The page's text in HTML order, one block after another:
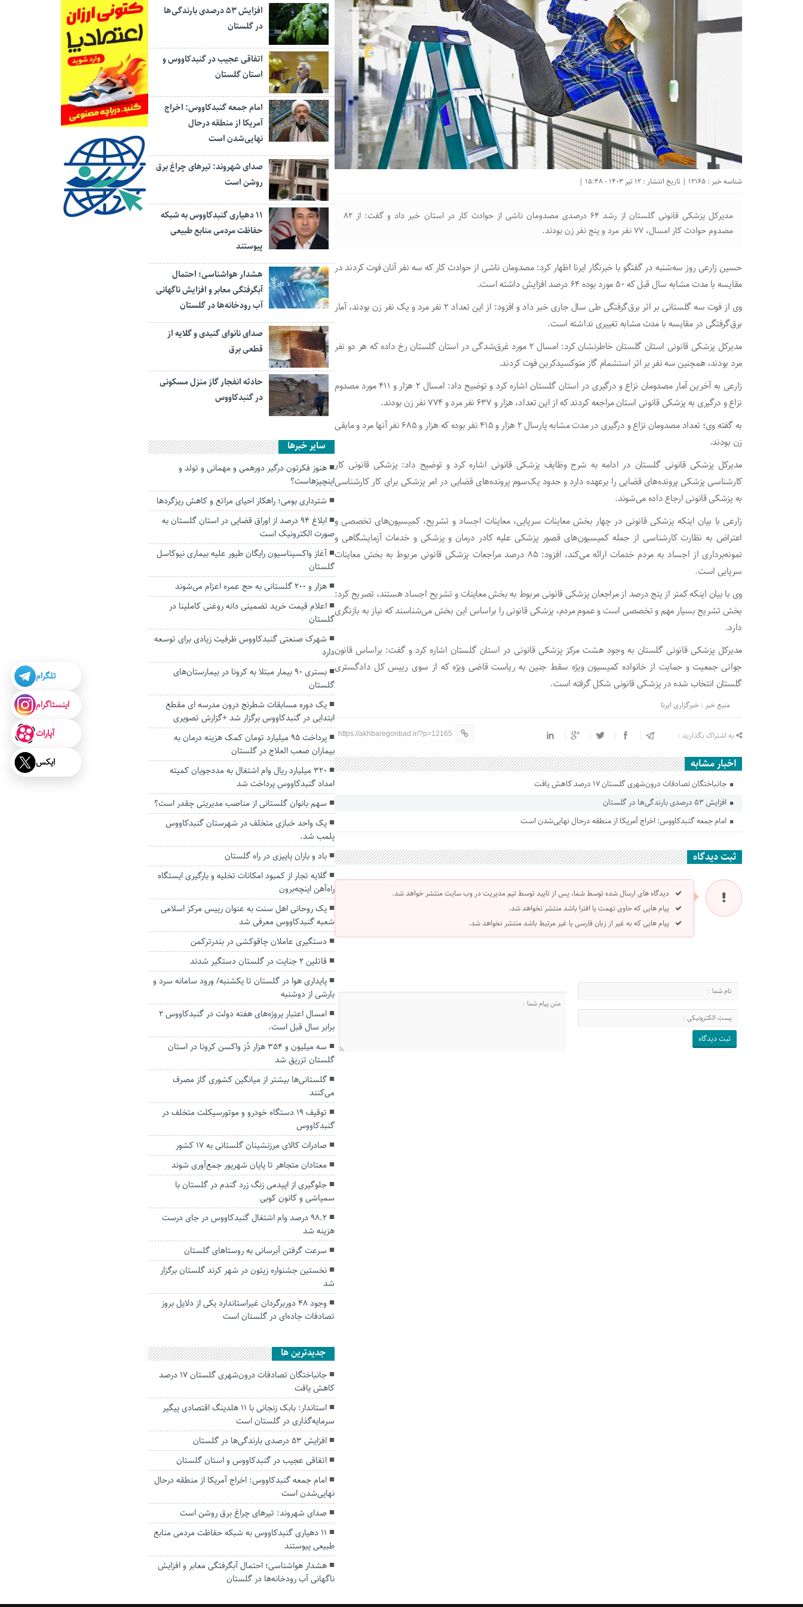
شناسه خبر : 12165 | تاریخ انتشار : 12 تیر 1403 - 15:48 |
مدیرکل پزشکی قانونی گلستان از رشد ۶۴ درصدی مصدومان ناشی از حوادث کار در استان خبر داد و گفت: از ۸۲
مصدوم حوادث کار امسال، ۷۷ نفر مرد و پنج نفر زن بودند.
حسین زارعی روز سه‌شنبه در گفتگو با خبرنگار ایرنا اظهار کرد: مصدومان ناشی از حوادث کار که سه نفر آنان فوت کردند در
مقایسه با مدت مشابه سال قبل که ۵۰ مورد بوده ۶۴ درصد افزایش داشته است.
وی از فوت سه گلستانی بر اثر برق‌گرفتگی طی سال جاری خبر داد و افزود: از این تعداد ۲ نفر مرد و یک نفر زن بودند، آمار
برق‌گرفتگی در مقایسه با مدت مشابه تغییری نداشته است.
مدیرکل پزشکی قانونی استان گلستان خاطرنشان کرد: امسال ۲ مورد غرق‌شدگی در استان گلستان رخ داده که هر دو نفر
مرد بودند، همچنین سه نفر بر اثر استشمام گاز منوکسیدکربن فوت کردند.
زارعی به آخرین آمار مصدومان نزاع و درگیری در استان گلستان اشاره کرد و توضیح داد: امسال ۲ هزار و ۴۱۱ مورد مصدوم
نزاع و درگیری به پزشکی قانونی استان مراجعه کردند که از این تعداد، هزار و ۶۳۷ نفر مرد و ۷۷۴ نفر زن بودند.
به گفته وی؛ تعداد مصدومان نزاع و درگیری در مدت مشابه پارسال ۲ هزار و ۴۱۵ نفر بوده که هزار و ۶۸۵ نفر آنها مرد و مابقی
زن بودند.
مدیرکل پزشکی قانونی گلستان در ادامه به شرح وظایف پزشکی قانونی اشاره کرد و توضیح داد: پزشکی قانونی کار
کارشناسی پزشکی پرونده‌های قضایی را برعهده دارد و حدود یک‌سوم پرونده‌های قضایی در امر پزشکی برای کار کارشناسی
به پزشکی قانونی ارجاع داده می‌شوند.
زارعی با بیان اینکه پزشکی قانونی در چهار بخش معاینات سرپایی، معاینات اجساد و تشریح، کمیسیون‌های تخصصی و
اعتراض به نظارت کارشناسی از جمله کمیسیون‌های قصور پزشکی علیه کادر درمان و پزشکی و خدمات آزمایشگاهی و
نمونه‌برداری از اجساد به مردم خدمات ارائه می‌کند، افزود: ۸۵ درصد مراجعات پزشکی قانونی مربوط به بخش معاینات
سرپایی است.
وی با بیان اینکه کمتر از پنج درصد از مراجعان پزشکی قانونی مربوط به بخش معاینات و تشریح اجساد هستند، تصریح کرد:
بخش تشریح بسیار مهم و تخصصی است و عموم مردم، پزشکی قانونی را براساس این بخش می‌شناسند که نیاز به بازنگری
دارد.
مدیرکل پزشکی قانونی گلستان به وجود هشت مرکز پزشکی قانونی در استان گلستان اشاره کرد و گفت: براساس قانون
جوانی جمعیت و حمایت از خانواده کمیسیون ویژه سقط جنین به ریاست قاضی ویژه که از سوی رییس کل دادگستری
گلستان انتخاب شده در پزشکی قانونی شکل گرفته است.
منبع خبر : خبرگزاری ایرنا
به اشتراک بگذارید : https://akhbaregonbad.ir/?p=12165
اخبار مشابه
جانباختگان تصادفات درون‌شهری گلستان ۱۷ درصد کاهش یافت
افزایش ۵۳ درصدی بارندگی‌ها در گلستان
امام جمعه گنبدکاووس: اخراج آمریکا از منطقه درحال نهایی‌شدن است
ثبت دیدگاه
دیدگاه های ارسال شده توسط شما، پس از تایید توسط تیم مدیریت در وب سایت منتشر خواهد شد.
پیام هایی که حاوی تهمت یا افترا باشد منتشر نخواهد شد.
پیام هایی که به غیر از زبان فارسی یا غیر مرتبط باشد منتشر نخواهد شد.
افزایش ۵۳ درصدی بارندگی‌ها
در گلستان
اتفاقی عجیب در‌ گنبدکاووس و
استان گلستان
امام جمعه گنبدکاووس: اخراج
آمریکا از منطقه درحال
نهایی‌شدن است
صدای شهروند: تیرهای چراغ برق
روشن است
۱۱ دهیاری گنبدکاووس به شبکه
حفاظت مردمی منابع طبیعی
پیوستند
هشدار هواشناسی؛ احتمال
آبگرفتگی معابر و افزایش ناگهانی
آب رودخانه‌ها در گلستان
صدای نانوای گنبدی و گلایه از
قطعی برق
حادثه انفجار گاز منزل مسکونی
در گنبدکاووس
سایر خبرها
هنوز فکرتون درگیر دورهمی و مهمانی و تولد و
اینچیزهاست؟
شترداری بومی؛ راهکار احیای مراتع و کاهش ریزگردها
ابلاغ ۹۴ درصد از اوراق قضایی در استان گلستان به
صورت الکترونیک است
آغاز واکسیناسیون رایگان طیور علیه بیماری نیوکاسل
گلستان
هزار و ۲۰۰ گلستانی به حج عمره اعزام می‌شوند
اعلام قیمت خرید تضمینی دانه روغنی کاملینا در
گلستان
شهرک صنعتی گنبدکاووس ظرفیت زیادی برای توسعه
دارد
بستری ۹۰ بیمار مبتلا به کرونا در بیمارستان‌های
گلستان
یک دوره مسابقات شطرنج درون مدرسه ای مقطع
ابتدایی در گنبدکاووس برگزار شد +گزارش تصویری
پرداخت ۹۵ میلیارد تومان کمک هزینه درمان به
بیماران صعب العلاج در گلستان
۳۲۰ میلیارد ریال وام اشتغال به مددجویان کمیته
امداد گنبدکاووس پرداخت شد
سهم بانوان گلستانی از مناصب مدیریتی چقدر است؟
یک واحد خبازی متخلف در شهرستان گنبدکاووس
پلمب شد.
باد و باران پاییزی در راه گلستان
گلایه تجار از کمبود امکانات تخلیه و بارگیری ایستگاه
راه‌آهن اینچه‌برون
یک روحانی اهل سنت به عنوان رییس مرکز اسلامی
شعبه گنبدکاووس معرفی شد
دستگیری عاملان چاقوکشی در بندرترکمن
قاتلین ۲ جنایت در گلستان دستگیر شدند
پایداری هوا در گلستان تا یکشنبه/ ورود سامانه سرد و
بارشی از دوشنبه
امسال اعتبار پروژه‌های هفته دولت در گنبدکاووس ۲
برابر سال قبل است.
سه میلیون و ۳۵۴ هزار دُز واکسن کرونا در استان
گلستان تزریق شد
گلستانی‌ها بیشتر از میانگین کشوری گاز مصرف
می‌کنند
توقيف 19 دستگاه خودرو و موتورسيكلت متخلف در
گنبدكاووس
صادرات کالای مرزنشینان گلستانی به ۱۷ کشور
معتادان متجاهر تا پایان شهریور جمع‌آوری شوند
جلوگیری از اپیدمی زنگ زرد گندم در گلستان با
سمپاشی و کانون کوبی
۹۸.۲ درصد وام اشتغال گنبدکاووس در جای درست
هزینه شد
سرعت گرفتن آبرسانی به روستا‌های گلستان
نخستین جشنواره زیتون در شهر کرند گلستان برگزار
شد
وجود ۴۸ دوربرگردان غیراستاندارد یکی از دلایل بروز
تصادفات جاده‌ای در گلستان است
جديدترين ها
جانباختگان تصادفات درون‌شهری گلستان ۱۷ درصد
کاهش یافت
استاندار: بابک زنجانی با ۱۱ هلدینگ اقتصادی پیگیر
سرمایه‌گذاری در گلستان است
افزایش ۵۳ درصدی بارندگی‌ها در گلستان
اتفاقی عجیب در‌ گنبدکاووس و استان گلستان
امام جمعه گنبدکاووس: اخراج آمریکا از منطقه درحال
نهایی‌شدن است
صدای شهروند: تیرهای چراغ برق روشن است
۱۱ دهیاری گنبدکاووس به شبکه حفاظت مردمی منابع
طبیعی پیوستند
هشدار هواشناسی؛ احتمال آبگرفتگی معابر و افزایش
ناگهانی آب رودخانه‌ها در گلستان
تلگرام
اینستاگرام
آپارات
ایکس